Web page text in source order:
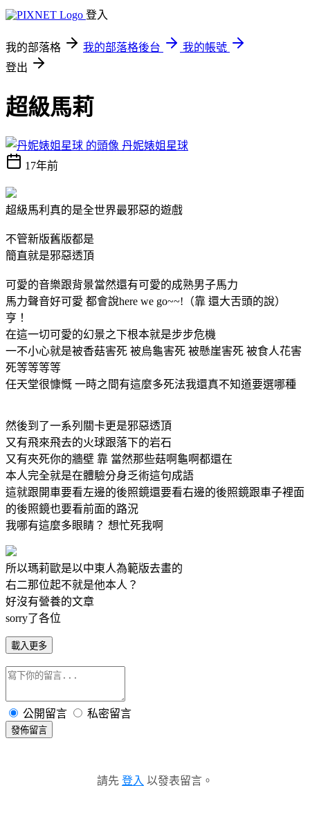
登入
我的部落格 我的部落格後台
我的帳號
登出
超級馬莉
丹妮婊姐星球
17年前
超級馬利真的是全世界最邪惡的遊戲
不管新版舊版都是
簡直就是邪惡透頂
可愛的音樂跟背景當然還有可愛的成熟男子馬力
馬力聲音好可愛 都會說here we go~~!（靠 還大舌頭的說）
亨！
在這一切可愛的幻景之下根本就是步步危機
一不小心就是被香菇害死 被烏龜害死 被懸崖害死 被食人花害
死等等等等
任天堂很慷慨 一時之間有這麼多死法我還真不知道要選哪種
然後到了一系列關卡更是邪惡透頂
又有飛來飛去的火球跟落下的岩石
又有夾死你的牆壁 靠 當然那些菇啊龜啊都還在
本人完全就是在體驗分身乏術這句成語
這就跟開車要看左邊的後照鏡還要看右邊的後照鏡跟車子裡面
的後照鏡也要看前面的路況
我哪有這麼多眼睛？ 想忙死我啊
所以瑪莉歐是以中東人為範版去畫的
右二那位起不就是他本人？
好沒有營養的文章
sorry了各位
載入更多
公開留言 私密留言
發佈留言
請先 登入 以發表留言。